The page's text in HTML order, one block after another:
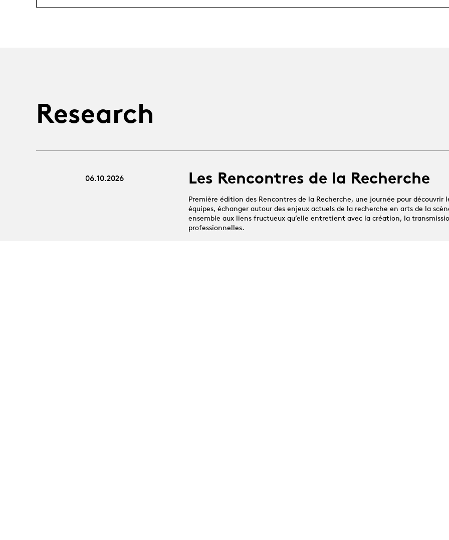
Research
06.10.2026 Les Rencontres de la Recherche
Première édition des Rencontres de la Recherche, une journée pour découvrir
équipes, échanger autour des enjeux actuels de la recherche en arts de la
ensemble aux liens fructueux qu’elle entretient avec la création, la
professionnelles.